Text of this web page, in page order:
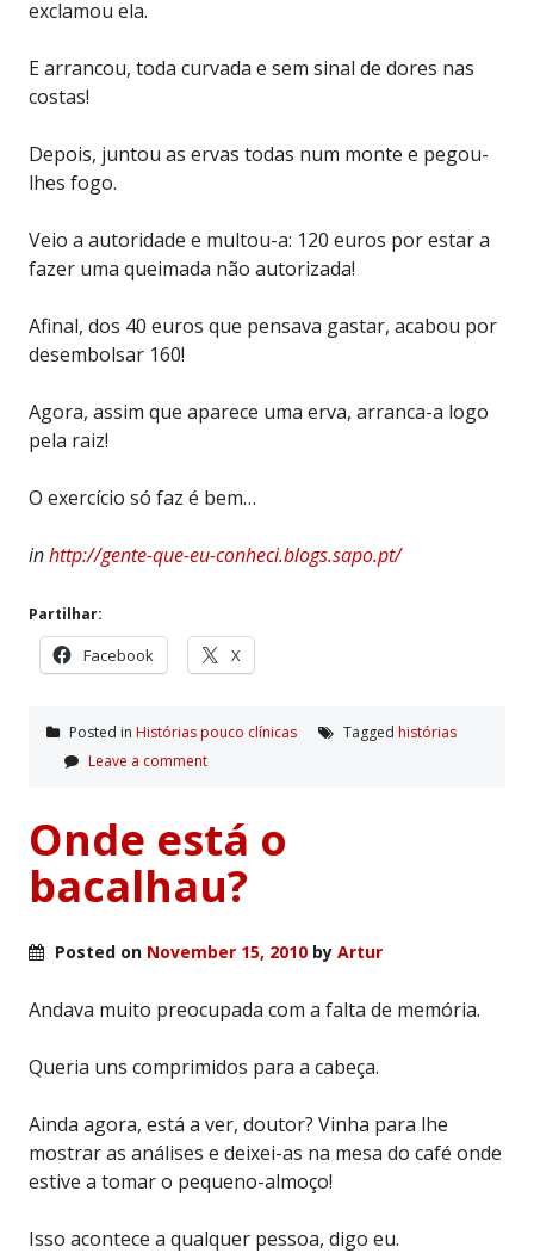
exclamou ela.
E arrancou, toda curvada e sem sinal de dores nas
costas!
Depois, juntou as ervas todas num monte e pegou-
lhes fogo.
Veio a autoridade e multou-a: 120 euros por estar a
fazer uma queimada não autorizada!
Afinal, dos 40 euros que pensava gastar, acabou por
desembolsar 160!
Agora, assim que aparece uma erva, arranca-a logo
pela raiz!
O exercício só faz é bem…
inhttp://gente-que-eu-conheci.blogs.sapo.pt/
Partilhar:
Facebook X
Posted in Histórias pouco clí­nicas Tagged histórias
Leave a comment
Onde está o
bacalhau?
Posted on November 15, 2010 by Artur
Andava muito preocupada com a falta de memória.
Queria uns comprimidos para a cabeça.
Ainda agora, está a ver, doutor? Vinha para lhe
mostrar as análises e deixei-as na mesa do café onde
estive a tomar o pequeno-almoço!
Isso acontece a qualquer pessoa, digo eu.